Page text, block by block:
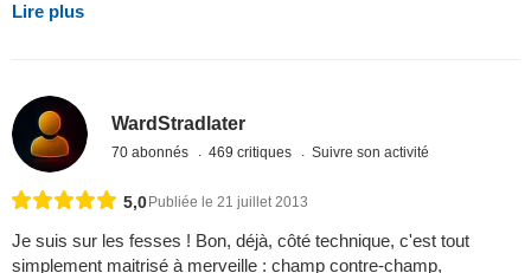
Lire plus
WardStradlater
70 abonnés 469 critiques Suivre son activité
5,0Publiée le 21 juillet 2013
Je suis sur les fesses ! Bon, déjà, côté technique, c'est tout
simplement maitrisé à merveille : champ contre-champ,